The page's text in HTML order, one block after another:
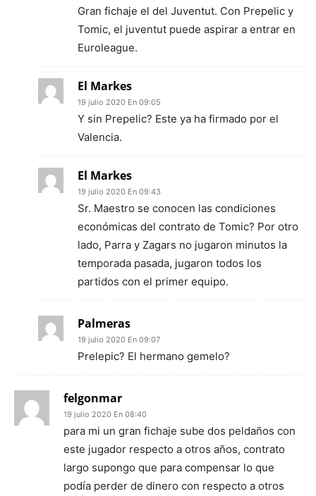
Gran fichaje el del Juventut. Con Prepelic y
Tomic, el juventut puede aspirar a entrar en
Euroleague.
El Markes
19 julio 2020 En 09:05
Y sin Prepelic? Este ya ha firmado por el
Valencia.
El Markes
19 julio 2020 En 09:43
Sr. Maestro se conocen las condiciones
económicas del contrato de Tomic? Por otro
lado, Parra y Zagars no jugaron minutos la
temporada pasada, jugaron todos los
partidos con el primer equipo.
Palmeras
19 julio 2020 En 09:07
Prelepic? El hermano gemelo?
felgonmar
19 julio 2020 En 08:40
para mi un gran fichaje sube dos peldaños con
este jugador respecto a otros años, contrato
largo supongo que para compensar lo que
podía perder de dinero con respecto a otros